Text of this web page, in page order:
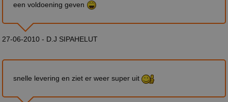
een voldoening geven
27-06-2010 - D.J SIPAHELUT
snelle levering en ziet er weer super uit